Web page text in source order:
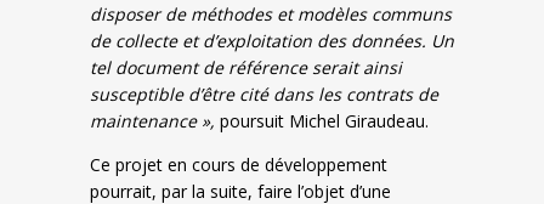
disposer de méthodes et modèles communs
de collecte et d’exploitation des données. Un
tel document de référence serait ainsi
susceptible d’être cité dans les contrats de
maintenance », poursuit Michel Giraudeau.
Ce projet en cours de développement
pourrait, par la suite, faire l’objet d’une